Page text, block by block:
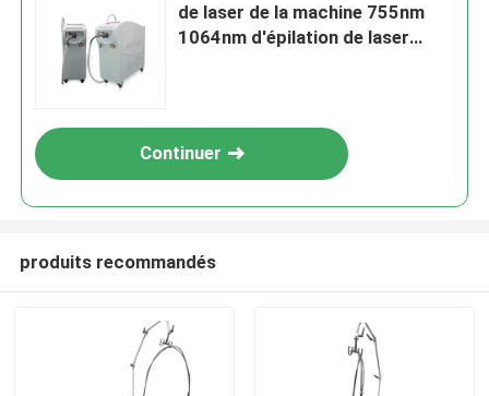
de laser de la machine 755nm
1064nm d'épilation de laser
Continuer
produits recommandés